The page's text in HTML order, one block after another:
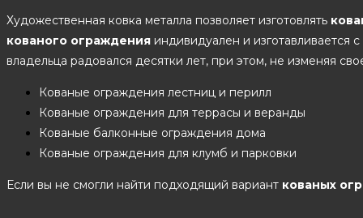
Художественная ковка металла позволяет изготовлять
кованого ограждения индивидуален и
владельца радовался десятки лет, при этом, не изменяя
Кованые ограждения лестниц и перилл
Кованые ограждения для террасы и веранды
Кованые балконные ограждения дома
Кованые ограждения для клумб и парковки
Если вы не смогли найти подходящий вариант кованых